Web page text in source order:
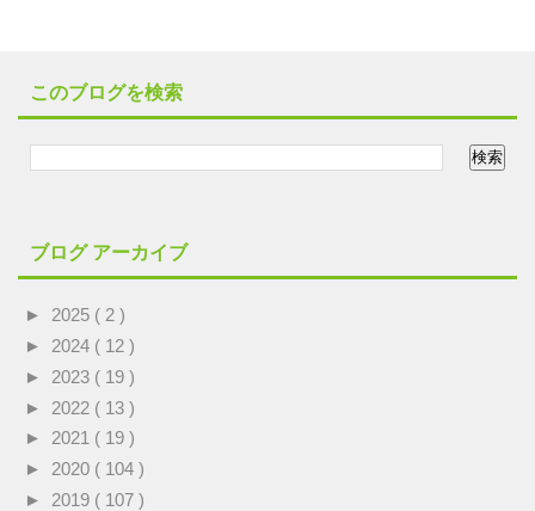
このブログを検索
ブログ アーカイブ
► 2025 ( 2 )
► 2024 ( 12 )
► 2023 ( 19 )
► 2022 ( 13 )
► 2021 ( 19 )
► 2020 ( 104 )
► 2019 ( 107 )